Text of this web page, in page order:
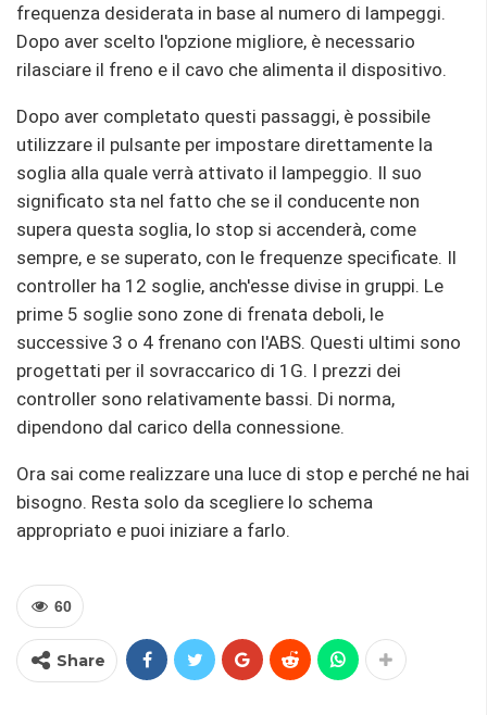
frequenza desiderata in base al numero di lampeggi.
Dopo aver scelto l'opzione migliore, è necessario
rilasciare il freno e il cavo che alimenta il dispositivo.
Dopo aver completato questi passaggi, è possibile
utilizzare il pulsante per impostare direttamente la
soglia alla quale verrà attivato il lampeggio. Il suo
significato sta nel fatto che se il conducente non
supera questa soglia, lo stop si accenderà, come
sempre, e se superato, con le frequenze specificate. Il
controller ha 12 soglie, anch'esse divise in gruppi. Le
prime 5 soglie sono zone di frenata deboli, le
successive 3 o 4 frenano con l'ABS. Questi ultimi sono
progettati per il sovraccarico di 1G. I prezzi dei
controller sono relativamente bassi. Di norma,
dipendono dal carico della connessione.
Ora sai come realizzare una luce di stop e perché ne hai
bisogno. Resta solo da scegliere lo schema
appropriato e puoi iniziare a farlo.
60
Share